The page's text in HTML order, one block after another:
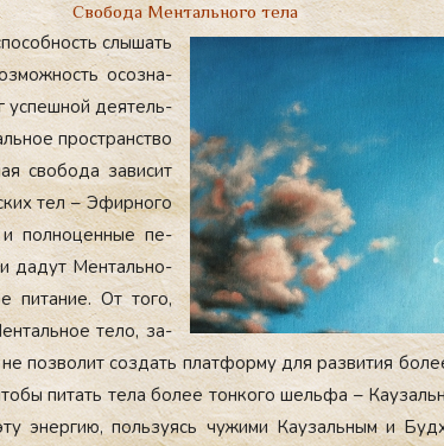
Свобода Ментального тела
слы­шать
осоз­на­
ус­пешной де­ятель­
прос­транс­тво
сво­бода за­висит
тел – Эфир­но­го
пол­но­цен­ные пе­
да­дут Мен­таль­но­
пи­тание. От то­го,
те­ло, за­
поз­во­лит соз­дать плат­форму для раз­ви­тия
пи­тать те­ла бо­лее тон­ко­го шель­фа –
энер­гию, поль­зу­ясь чу­жими Ка­узаль­ным и